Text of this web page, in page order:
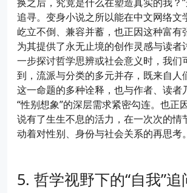
追寻。变身小说之所以能在中文网络文
屹立不倒、兼容并蓄，也正因这种富有
为其提供了永无止境的创作灵感与读者
一步探讨哲学思辨或社会意义时，我们
到，流派与分类的多元并存，既来自人
这一命题的多种诠释，也与作者、读者
“性别想象”的深层需求紧密勾连。也正
说有了生生不息的活力，在一次次的情
动着对性别、身份与社会关系的再思考。
哲学视野下的“自我”追